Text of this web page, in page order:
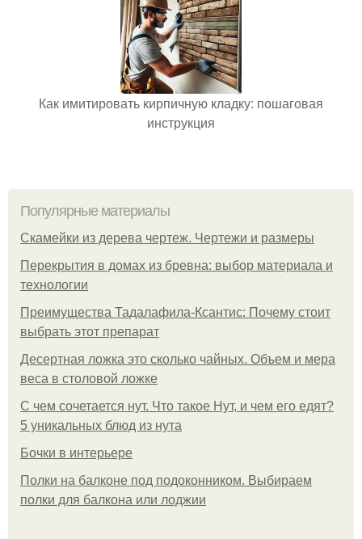
Как имитировать кирпичную кладку: пошаговая
инструкция
Популярные материалы
Скамейки из дерева чертеж. Чертежи и размеры
Перекрытия в домах из бревна: выбор материала и
технологии
Преимущества Тадалафила-Ксантис: Почему стоит
выбрать этот препарат
Десертная ложка это сколько чайных. Объем и мера
веса в столовой ложке
С чем сочетается нут. Что такое Нут, и чем его едят?
5 уникальных блюд из нута
Бочки в интерьере
Полки на балконе под подоконником. Выбираем
полки для балкона или лоджии